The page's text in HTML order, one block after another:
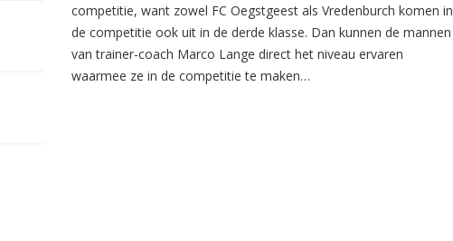
competitie, want zowel FC Oegstgeest als Vredenburch komen in
de competitie ook uit in de derde klasse. Dan kunnen de mannen
van trainer-coach Marco Lange direct het niveau ervaren
waarmee ze in de competitie te maken…